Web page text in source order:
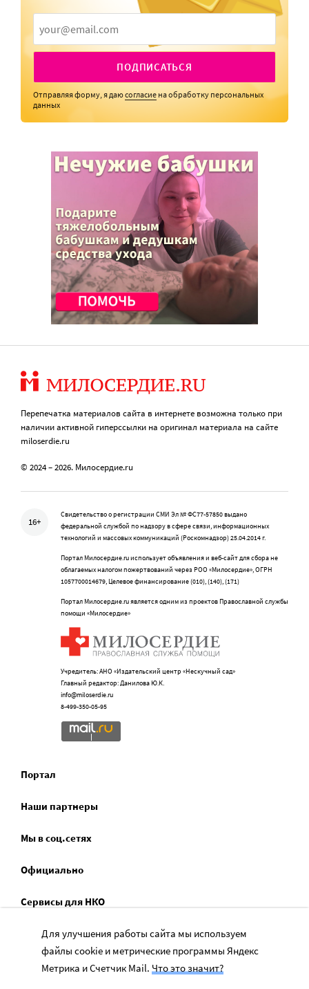
ПОДПИСАТЬСЯ
Отправляя форму, я даюсогласие на обработку персональных
данных
Перепечатка материалов сайта в интернете возможна только при
наличии активной гиперссылки на оригинал материала на сайте
miloserdie.ru
© 2024 – 2026. Милосердие.ru
16+
Свидетельство о регистрации СМИ Эл № ФС77-57850 выдано
федеральной службой по надзору в сфере связи, информационных
технологий и массовых коммуникаций (Роскомнадзор) 25.04.2014 г.
Портал Милосердие.ru использует объявления и веб-сайт для сбора не
облагаемых налогом пожертвований через РОО «Милосердие», ОГРН
1057700014679, Целевое финансирование (010), (140), (171)
Портал Милосердие.ru является одним из проектов Православной службы
помощи «Милосердие»
Учредитель: АНО «Издательский центр «Нескучный сад»
Главный редактор: Данилова Ю.К.
info@miloserdie.ru
8-499-350-05-95
Портал
Наши партнеры
Мы в соц.сетях
Официально
Сервисы для НКО
Спецпроекты
Социальное служение
Для улучшения работы сайта мы используем
файлы cookie и метрические программы Яндекс
Метрика и Счетчик Mail. Что это значит?